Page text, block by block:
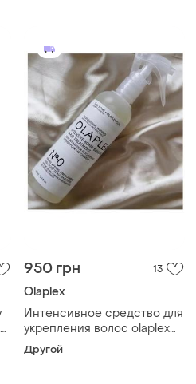
950 грн 13
Olaplex
Интенсивное средство для
укрепления волос olaplex
no. 0 intensive bond building
hair treatment, 155 ml
Другой